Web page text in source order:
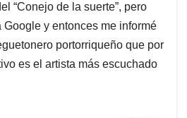
“Conejo de la suerte”, pero
Google y entonces me informé
portorriqueño que por
es el artista más escuchado